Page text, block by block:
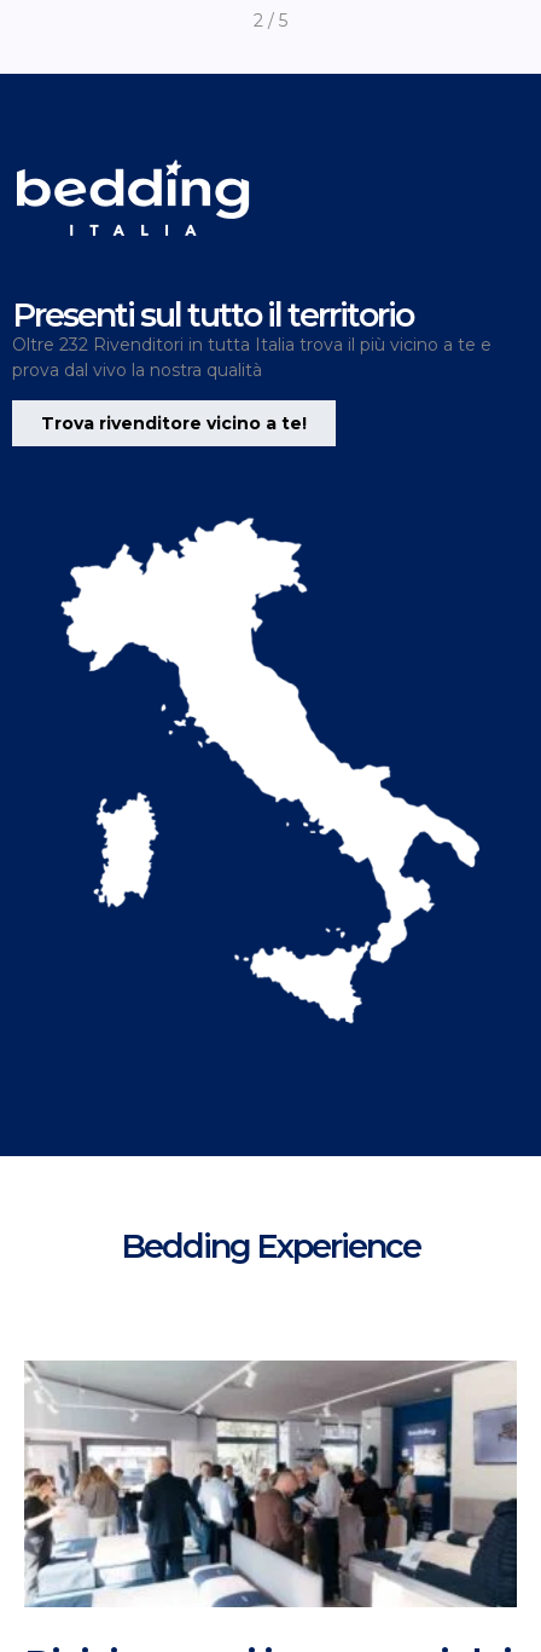
2 / 5
Presenti sul tutto il territorio
Oltre 232 Rivenditori in tutta Italia trova il più vicino a te e
prova dal vivo la nostra qualità
Trova rivenditore vicino a te!
Bedding Experience